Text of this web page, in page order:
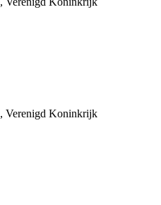
, Verenigd Koninkrijk